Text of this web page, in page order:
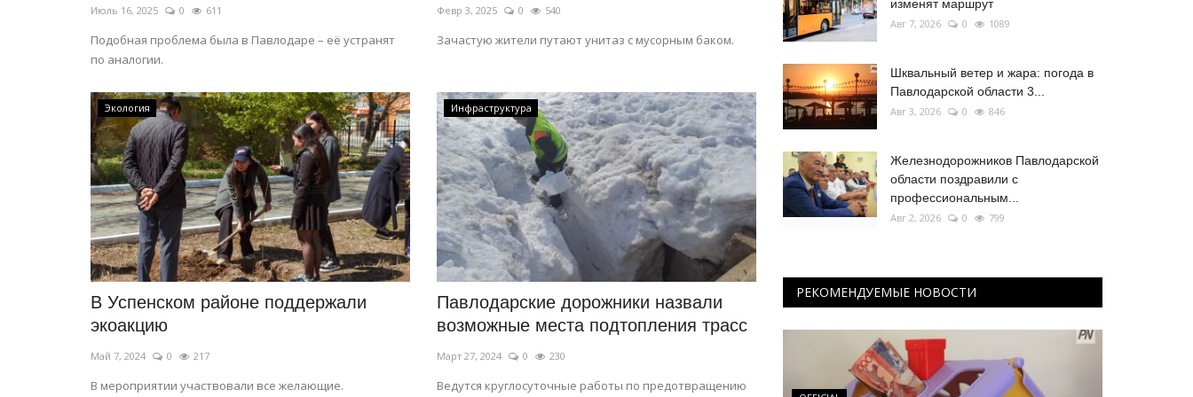
Июль 16, 2025 0 611
Подобная проблема была в Павлодаре – её устранят
по аналогии.
Февр 3, 2025 0 540
Зачастую жители путают унитаз с мусорным баком.
Экология
В Успенском районе поддержали
экоакцию
Май 7, 2024 0 217
В мероприятии участвовали все желающие.
Инфраструктура
Павлодарские дорожники назвали
возможные места подтопления трасс
Март 27, 2024 0 230
Ведутся круглосуточные работы по предотвращению
изменят маршрут
Авг 7, 2026 0 1089
Шквальный ветер и жара: погода в
Павлодарской области 3...
Авг 3, 2026 0 846
Железнодорожников Павлодарской
области поздравили с
профессиональным...
Авг 2, 2026 0 799
РЕКОМЕНДУЕМЫЕ НОВОСТИ